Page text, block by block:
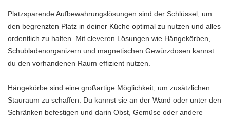
Platzsparende Aufbewahrungslösungen sind der Schlüssel, um
den begrenzten Platz in deiner Küche optimal zu nutzen und alles
ordentlich zu halten. Mit cleveren Lösungen wie Hängekörben,
Schubladenorganizern und magnetischen Gewürzdosen kannst
du den vorhandenen Raum effizient nutzen.
Hängekörbe sind eine großartige Möglichkeit, um zusätzlichen
Stauraum zu schaffen. Du kannst sie an der Wand oder unter den
Schränken befestigen und darin Obst, Gemüse oder andere